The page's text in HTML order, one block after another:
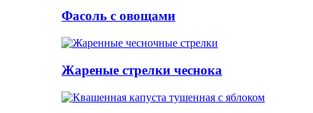
Фасоль с овощами
Жареные стрелки чеснока